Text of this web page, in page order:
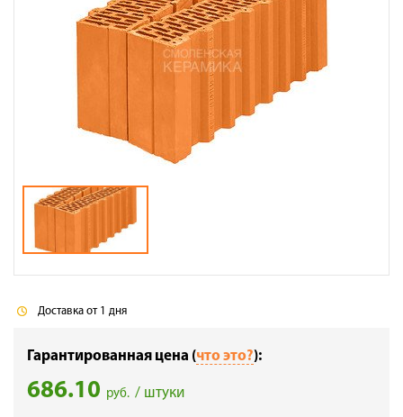
Галерея объектов
Доставка от 1 дня
Гарантированная цена (что это?):
686.10 руб. / штуки